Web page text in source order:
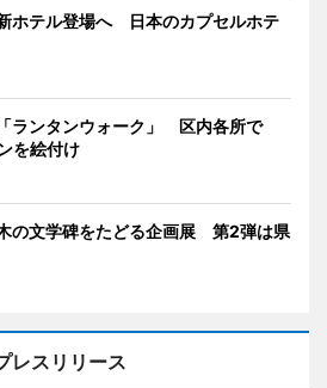
ホテル登場へ 日本のカプセルホテ
ランタンウォーク」 区内各所で
を絵付け
の文学碑をたどる企画展 第2弾は県
レスリリース